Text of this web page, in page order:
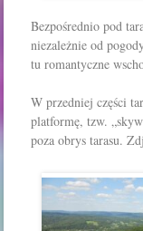
Bezpośrednio pod
niezależnie od
tu romantyczne
W przedniej części
platformę, tzw.
poza obrys tarasu.